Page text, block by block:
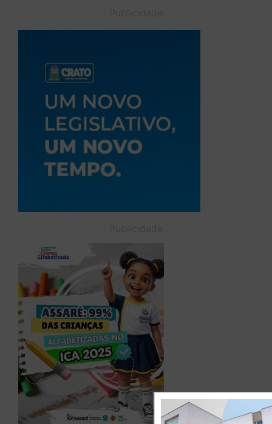
Publicidade
Publicidade